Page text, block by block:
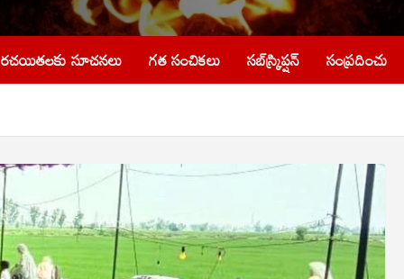
రచయితలకు సూచనలు గత సంచికలు సబ్‌స్క్రిప్షన్ సంప్రదించు